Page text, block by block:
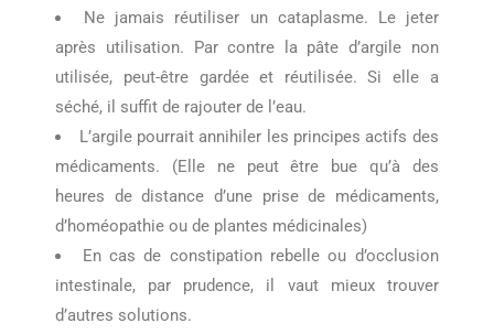
Ne jamais réutiliser un cataplasme. Le jeter
après utilisation. Par contre la pâte d’argile non
utilisée, peut-être gardée et réutilisée. Si elle a
séché, il suffit de rajouter de l’eau.
L’argile pourrait annihiler les principes actifs des
médicaments. (Elle ne peut être bue qu’à des
heures de distance d’une prise de médicaments,
d’homéopathie ou de plantes médicinales)
En cas de constipation rebelle ou d’occlusion
intestinale, par prudence, il vaut mieux trouver
d’autres solutions.